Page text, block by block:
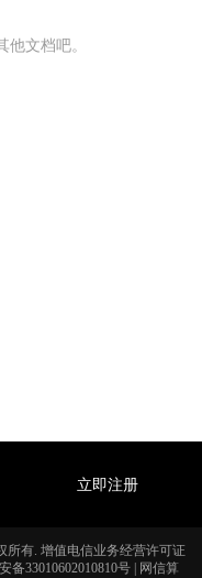
他文档吧。
立即注册
所有. 增值电信业务经营许可证
备33010602010810号 网信算